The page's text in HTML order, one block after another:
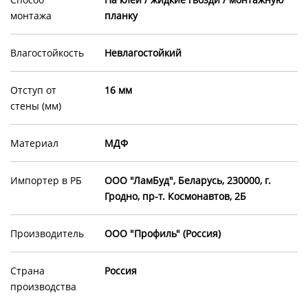
монтажа
планку
Влагостойкость Невлагостойкий
Отступ от
стены (мм)
16 мм
Материал МДФ
Импортер в РБ
ООО "ЛамБуд", Беларусь, 230000, г.
Гродно, пр-т. Космонавтов, 2Б
Производитель ООО "Профиль" (Россия)
Страна
производства
Россия